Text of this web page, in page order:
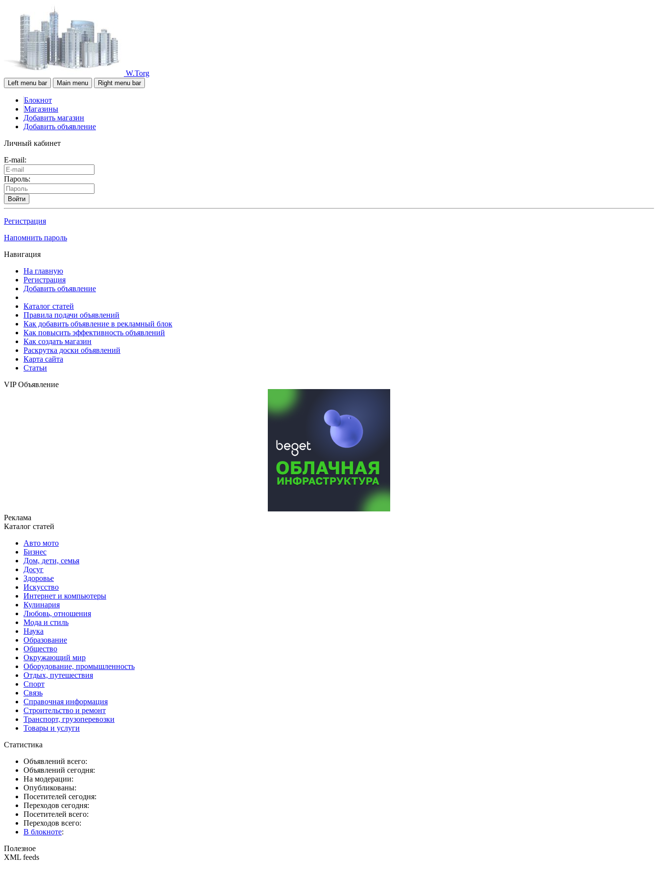
W.Torg
Left menu bar Main menu Right menu bar
Блокнот
Магазины
Добавить магазин
Добавить объявление
Личный кабинет
E-mail:
Пароль:
Войти
Регистрация
Напомнить пароль
Навигация
На главную
Регистрация
Добавить объявление
Каталог статей
Правила подачи объявлений
Как добавить объявление в рекламный блок
Как повысить эффективность объявлений
Как создать магазин
Раскрутка доски объявлений
Карта сайта
Статьи
VIP Объявление
Реклама
Каталог статей
Авто мото
Бизнес
Дом, дети, семья
Досуг
Здоровье
Искусство
Интернет и компьютеры
Кулинария
Любовь, отношения
Мода и стиль
Наука
Образование
Общество
Окружающий мир
Оборудование, промышленность
Отдых, путешествия
Спорт
Связь
Справочная информация
Строительство и ремонт
Транспорт, грузоперевозки
Товары и услуги
Статистика
Объявлений всего:
Объявлений сегодня:
На модерации:
Опубликованы:
Посетителей сегодня:
Переходов сегодня:
Посетителей всего:
Переходов всего:
В блокноте:
Полезное
XML feeds